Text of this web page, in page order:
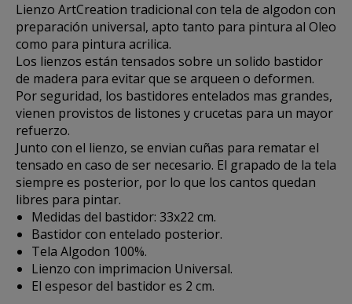
Lienzo ArtCreation tradicional con tela de algodon con
preparación universal, apto tanto para pintura al Oleo
como para pintura acrilica.
Los lienzos están tensados sobre un solido bastidor
de madera para evitar que se arqueen o deformen.
Por seguridad, los bastidores entelados mas grandes,
vienen provistos de listones y crucetas para un mayor
refuerzo.
Junto con el lienzo, se envian cuñas para rematar el
tensado en caso de ser necesario. El grapado de la tela
siempre es posterior, por lo que los cantos quedan
libres para pintar.
Medidas del bastidor: 33x22 cm.
Bastidor con entelado posterior.
Tela Algodon 100%.
Lienzo con imprimacion Universal.
El espesor del bastidor es 2 cm.